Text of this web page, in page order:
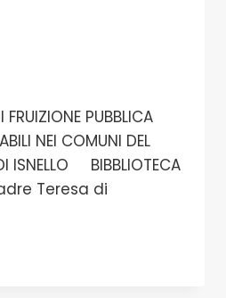
FRUIZIONE PUBBLICA
NEI COMUNI DEL
ISNELLO BIBBLIOTECA
Teresa di